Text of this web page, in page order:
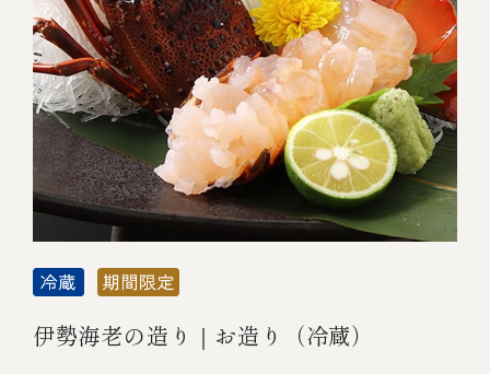
伊勢海老の造り｜お造り（冷蔵）